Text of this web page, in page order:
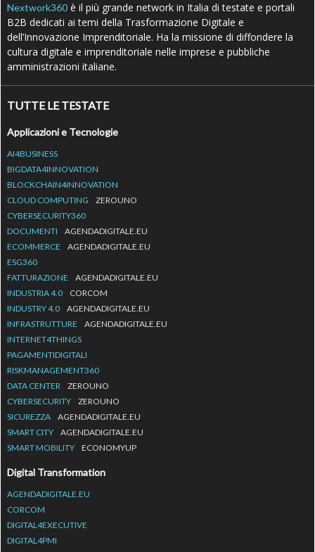
Nextwork360 è il più grande network in Italia di testate e portali
B2B dedicati ai temi della Trasformazione Digitale e
dell’Innovazione Imprenditoriale. Ha la missione di diffondere la
cultura digitale e imprenditoriale nelle imprese e pubbliche
amministrazioni italiane.
TUTTE LE TESTATE
Applicazioni e Tecnologie
AI4BUSINESS
BIGDATA4INNOVATION
BLOCKCHAIN4INNOVATION
CLOUD COMPUTING
ZEROUNO
CYBERSECURITY360
DOCUMENTI
AGENDADIGITALE.EU
ECOMMERCE
AGENDADIGITALE.EU
ESG360
FATTURAZIONE
AGENDADIGITALE.EU
INDUSTRIA 4.0
CORCOM
INDUSTRY 4.0
AGENDADIGITALE.EU
INFRASTRUTTURE
AGENDADIGITALE.EU
INTERNET4THINGS
PAGAMENTIDIGITALI
RISKMANAGEMENT360
DATA CENTER
ZEROUNO
CYBERSECURITY
ZEROUNO
SICUREZZA
AGENDADIGITALE.EU
SMART CITY
AGENDADIGITALE.EU
SMART MOBILITY
ECONOMYUP
Digital Transformation
AGENDADIGITALE.EU
CORCOM
DIGITAL4EXECUTIVE
DIGITAL4PMI